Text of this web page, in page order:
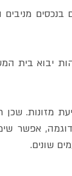
שונים.